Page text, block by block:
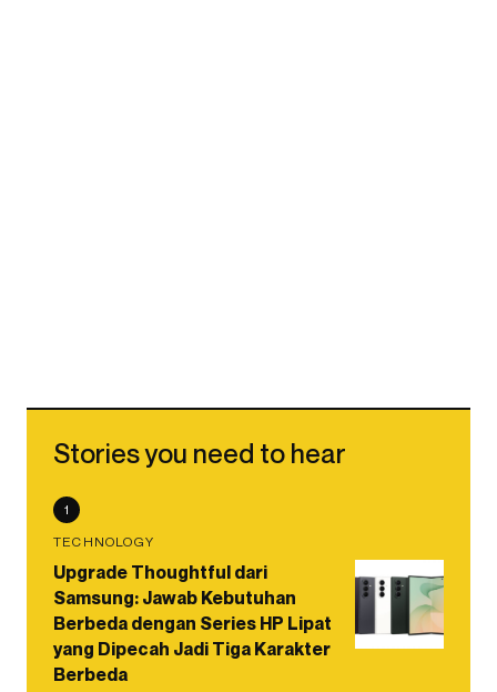
Stories you need to hear
1
TECHNOLOGY
Upgrade Thoughtful dari
Samsung: Jawab Kebutuhan
Berbeda dengan Series HP Lipat
yang Dipecah Jadi Tiga Karakter
Berbeda